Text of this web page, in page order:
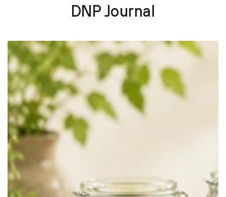
DNP Journal